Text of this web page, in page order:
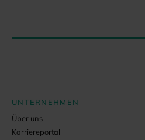
UNTERNEHMEN
Über uns
Karriereportal